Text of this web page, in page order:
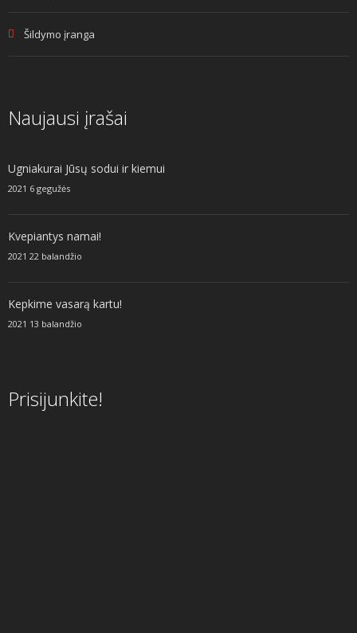
Šildymo įranga
Naujausi įrašai
Ugniakurai Jūsų sodui ir kiemui
2021 6 gegužės
Kvepiantys namai!
2021 22 balandžio
Kepkime vasarą kartu!
2021 13 balandžio
Prisijunkite!